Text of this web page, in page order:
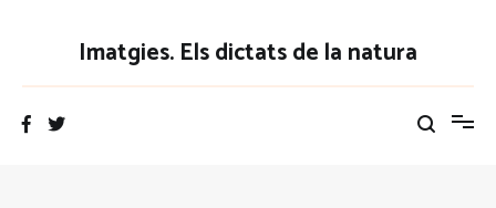
Imatgies. Els dictats de la natura